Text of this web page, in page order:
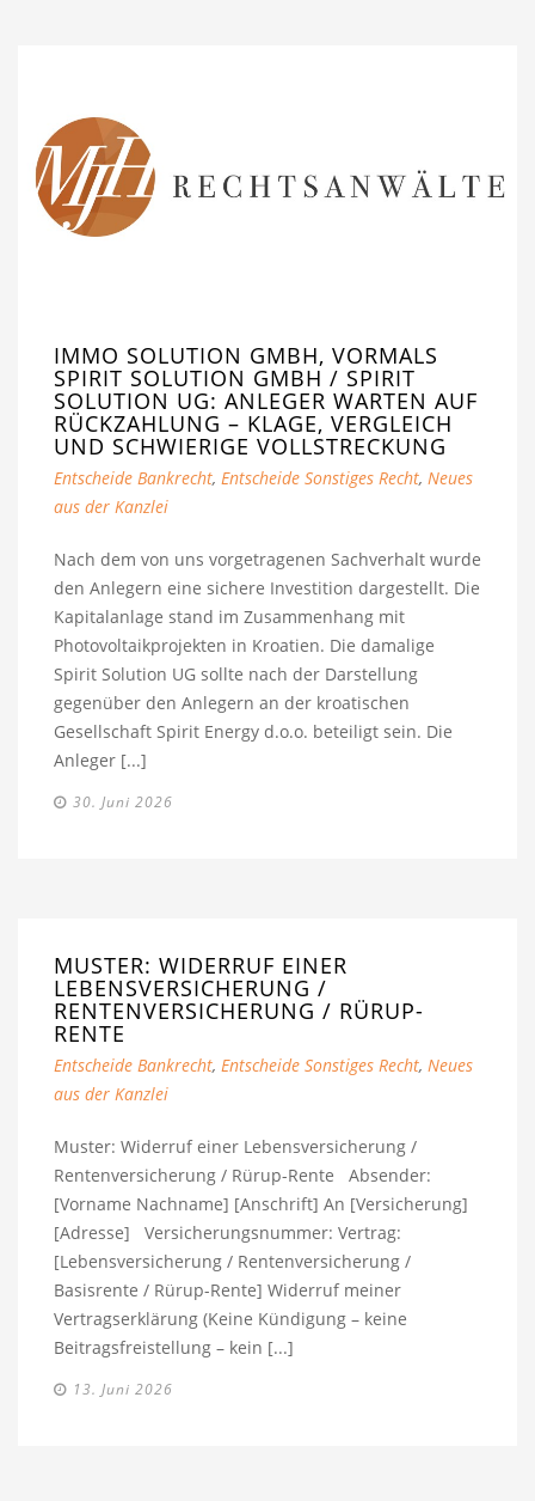
IMMO SOLUTION GMBH, VORMALS
SPIRIT SOLUTION GMBH / SPIRIT
SOLUTION UG: ANLEGER WARTEN AUF
RÜCKZAHLUNG – KLAGE, VERGLEICH
UND SCHWIERIGE VOLLSTRECKUNG
Entscheide Bankrecht, Entscheide Sonstiges Recht, Neues
aus der Kanzlei
Nach dem von uns vorgetragenen Sachverhalt wurde
den Anlegern eine sichere Investition dargestellt. Die
Kapitalanlage stand im Zusammenhang mit
Photovoltaikprojekten in Kroatien. Die damalige
Spirit Solution UG sollte nach der Darstellung
gegenüber den Anlegern an der kroatischen
Gesellschaft Spirit Energy d.o.o. beteiligt sein. Die
Anleger [...]
30. Juni 2026
MUSTER: WIDERRUF EINER
LEBENSVERSICHERUNG /
RENTENVERSICHERUNG / RÜRUP-
RENTE
Entscheide Bankrecht, Entscheide Sonstiges Recht, Neues
aus der Kanzlei
Muster: Widerruf einer Lebensversicherung /
Rentenversicherung / Rürup-Rente Absender:
[Vorname Nachname] [Anschrift] An [Versicherung]
[Adresse] Versicherungsnummer: Vertrag:
[Lebensversicherung / Rentenversicherung /
Basisrente / Rürup-Rente] Widerruf meiner
Vertragserklärung (Keine Kündigung – keine
Beitragsfreistellung – kein [...]
13. Juni 2026